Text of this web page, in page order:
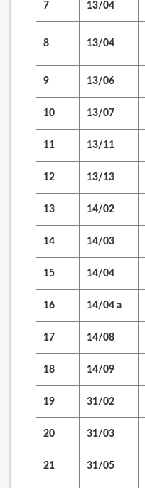
7 13/04
8 13/04
9 13/06
10 13/07
11 13/11
12 13/13
13 14/02
14 14/03
15 14/04
16 14/04 а
17 14/08
18 14/09
19 31/02
20 31/03
21 31/05